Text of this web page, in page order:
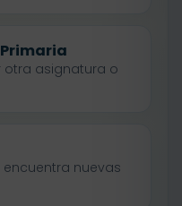
otra asignatura o
encuentra nuevas